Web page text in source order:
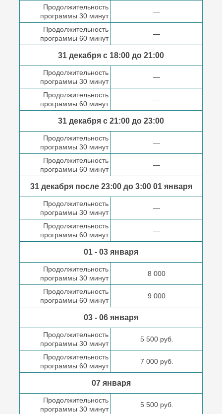
Продолжительность
программы 30 минут
—
Продолжительность
программы 60 минут
—
31 декабря с 18:00 до 21:00
Продолжительность
программы 30 минут
—
Продолжительность
программы 60 минут
—
31 декабря с 21:00 до 23:00
Продолжительность
программы 30 минут
—
Продолжительность
программы 60 минут
—
31 декабря после23:00 до 3:0001 января
Продолжительность
программы 30 минут
—
Продолжительность
программы 60 минут
—
01 - 03 января
Продолжительность
программы 30 минут
8 000
Продолжительность
программы 60 минут
9 000
03 - 06 января
Продолжительность
программы 30 минут
5 500 руб.
Продолжительность
программы 60 минут
7 000 руб.
07 января
Продолжительность
программы 30 минут
5 500 руб.